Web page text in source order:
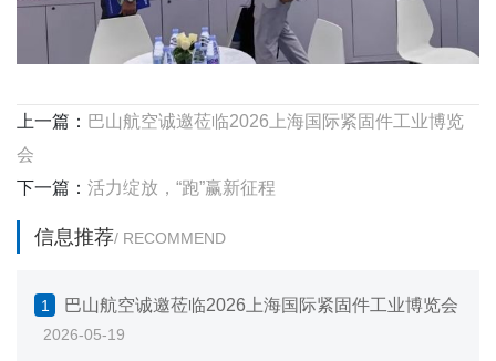
上一篇： 巴山航空诚邀莅临2026上海国际紧固件工业博览
会
下一篇： 活力绽放，“跑”赢新征程
信息推荐/ RECOMMEND
1 巴山航空诚邀莅临2026上海国际紧固件工业博览会
2026-05-19